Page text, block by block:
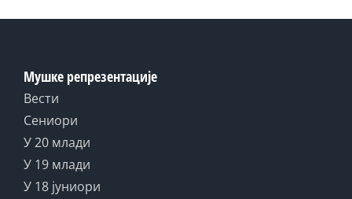
Мушке репрезентације
Вести
Сениори
У 20 млади
У 19 млади
У 18 јуниори